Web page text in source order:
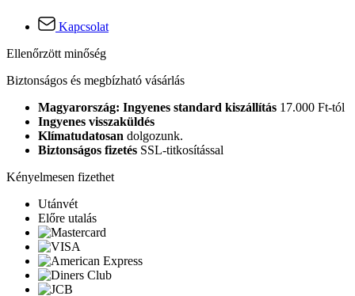
Kapcsolat
Ellenőrzött minőség
Biztonságos és megbízható vásárlás
Magyarország: Ingyenes standard kiszállítás 17.000 Ft-tól
Ingyenes visszaküldés
Klímatudatosan dolgozunk.
Biztonságos fizetés SSL-titkosítással
Kényelmesen fizethet
Utánvét
Előre utalás